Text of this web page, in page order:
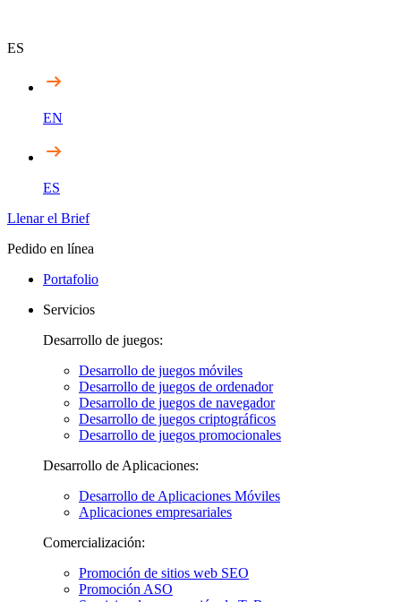
ES
EN
ES
Llenar el Brief
Pedido en línea
Portafolio
Servicios
Desarrollo de juegos:
Desarrollo de juegos móviles
Desarrollo de juegos de ordenador
Desarrollo de juegos de navegador
Desarrollo de juegos criptográficos
Desarrollo de juegos promocionales
Desarrollo de Aplicaciones:
Desarrollo de Aplicaciones Móviles
Aplicaciones empresariales
Comercialización:
Promoción de sitios web SEO
Promoción ASO